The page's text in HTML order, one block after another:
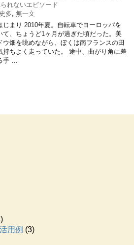
れないエピソード
多 無一文
じまり 2010年夏。自転車でヨーロッパを
て、ちょうど1ヶ月が過ぎた頃だった。美
ウ畑を眺めながら、ぼくは南フランスの田
持ちよく走っていた。 途中、曲がり角に差
手 …
用例 (3)